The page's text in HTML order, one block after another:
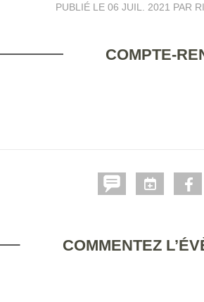
PUBLIÉ LE 06 JUIL. 2021 PAR
COMPTE-
COMMENTEZ